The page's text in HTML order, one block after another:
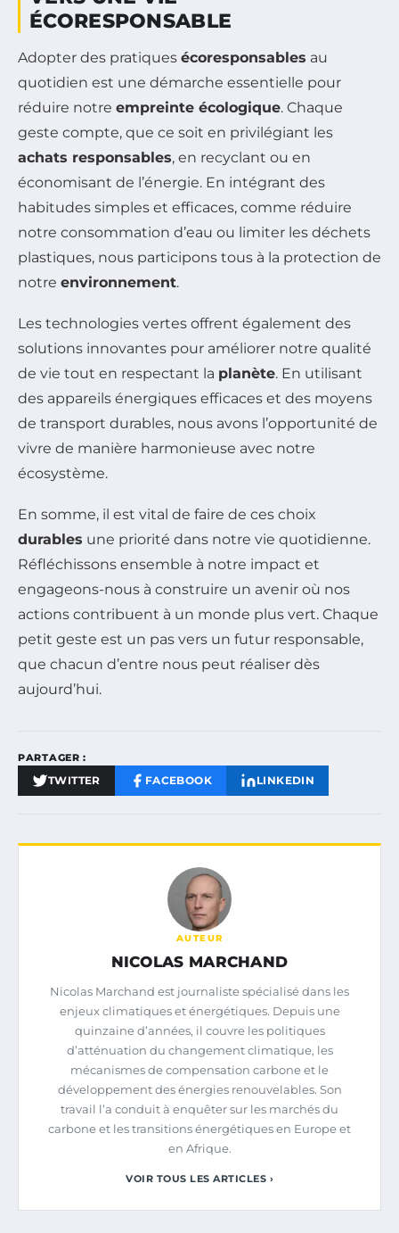
ÉCORESPONSABLE
Adopter des pratiques écoresponsables au
quotidien est une démarche essentielle pour
réduire notre empreinte écologique. Chaque
geste compte, que ce soit en privilégiant les
achats responsables, en recyclant ou en
économisant de l’énergie. En intégrant des
habitudes simples et efficaces, comme réduire
notre consommation d’eau ou limiter les déchets
plastiques, nous participons tous à la protection de
notre environnement.
Les technologies vertes offrent également des
solutions innovantes pour améliorer notre qualité
de vie tout en respectant la planète. En utilisant
des appareils énergiques efficaces et des moyens
de transport durables, nous avons l’opportunité de
vivre de manière harmonieuse avec notre
écosystème.
En somme, il est vital de faire de ces choix
durables une priorité dans notre vie quotidienne.
Réfléchissons ensemble à notre impact et
engageons-nous à construire un avenir où nos
actions contribuent à un monde plus vert. Chaque
petit geste est un pas vers un futur responsable,
que chacun d’entre nous peut réaliser dès
aujourd’hui.
PARTAGER :
TWITTER FACEBOOK LINKEDIN
AUTEUR
NICOLAS MARCHAND
Nicolas Marchand est journaliste spécialisé dans les
enjeux climatiques et énergétiques. Depuis une
quinzaine d’années, il couvre les politiques
d’atténuation du changement climatique, les
mécanismes de compensation carbone et le
développement des énergies renouvelables. Son
travail l’a conduit à enquêter sur les marchés du
carbone et les transitions énergétiques en Europe et
en Afrique.
VOIR TOUS LES ARTICLES ›